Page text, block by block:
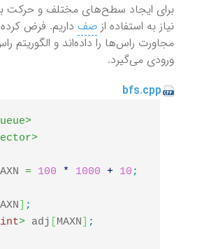
برای ایجاد سطح‌های مختلف و حرکت
نیاز به استفاده از صف داریم. فرض
مجاورت راس‌ها را داده‌اند و الگوریتم
ورودی می‌گیرد.
bfs.cpp
= 100 * 1000 + 10 ;
;
int> adj MAXN ;